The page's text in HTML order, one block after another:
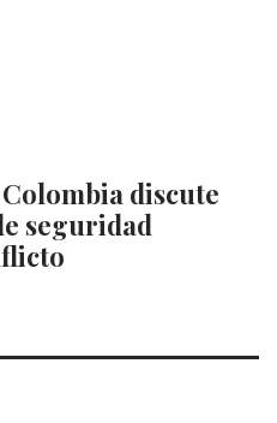
discute
seguridad